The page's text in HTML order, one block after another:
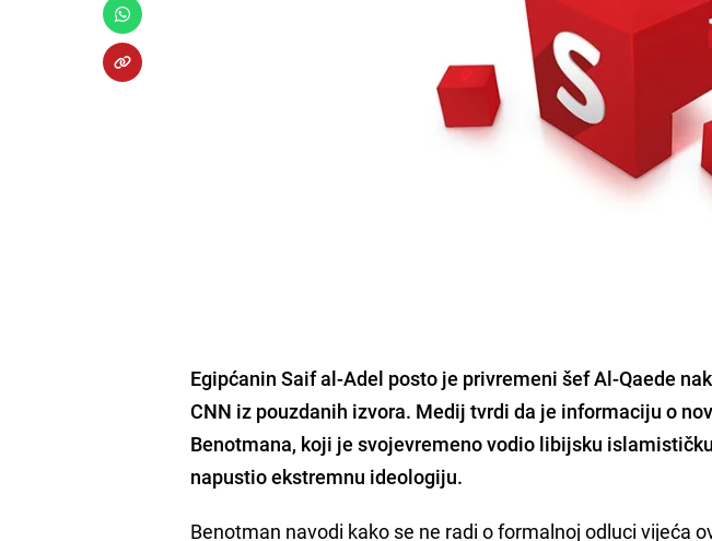
Egipćanin Saif al-Adel posto je privremeni šef Al-Qaede
CNN iz pouzdanih izvora. Medij tvrdi da je informaciju o
Benotmana, koji je svojevremeno vodio libijsku
napustio ekstremnu ideologiju.
Benotman navodi kako se ne radi o formalnoj odluci vijeća